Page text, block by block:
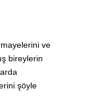
ve
bireylerin
şöyle